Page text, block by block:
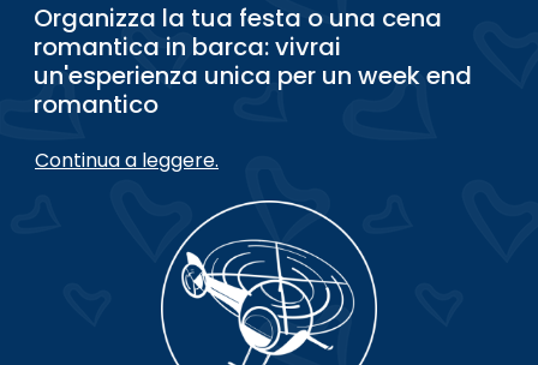
Organizza la tua festa o una cena
romantica in barca: vivrai
un'esperienza unica per un week end
romantico
Continua a leggere.